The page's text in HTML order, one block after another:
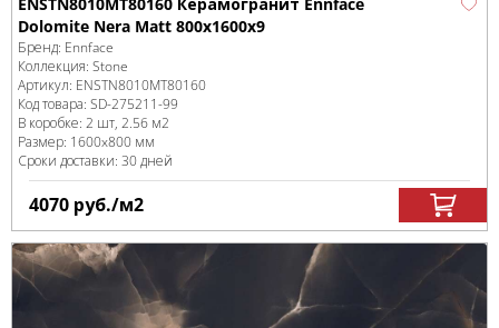
Dolomite Nera Matt 800x1600x9
Бренд: Ennface
Коллекция: Stone
Артикул: ENSTN8010MT80160
Код товара: SD-275211-99
В коробке: 2 шт, 2.56 м2
Размер: 1600x800 мм
Сроки доставки: 30 дней
4070 руб./м2